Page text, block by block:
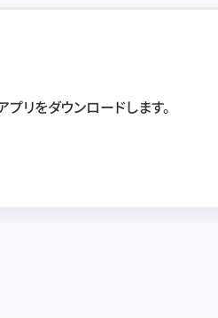
プリをダウンロードします。